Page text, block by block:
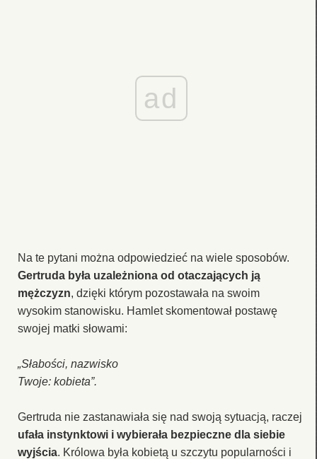
ad
Na te pytani można odpowiedzieć na wiele sposobów.
Gertruda była uzależniona od otaczających ją
mężczyzn, dzięki którym pozostawała na swoim
wysokim stanowisku. Hamlet skomentował postawę
swojej matki słowami:
„Słabości, nazwisko
Twoje: kobieta”.
Gertruda nie zastanawiała się nad swoją sytuacją, raczej
ufała instynktowi i wybierała bezpieczne dla siebie
wyjścia. Królowa była kobietą u szczytu popularności i